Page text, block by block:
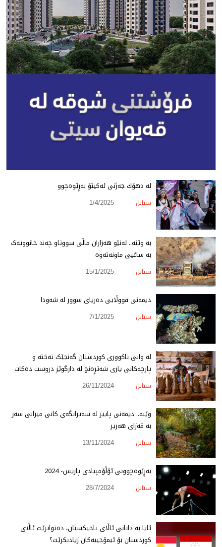
لە دهۆك جەژنی ئەكیتۆ بەڕێوەچوو
ستایل 1/4/2025
بە وێنە.. لەنێو هەزاران ماڵی سووتاو چەند خانوویەک
بە ساغیی ماونەتەوە
ستایل 15/1/2025
دیمەنی قووڵایی دەریای سوور لە شەودا
ستایل 7/1/2025
لە وانی باکووری کوردستان گەنجێک تەختە و
پارچەکانی یاری شەتڕەنج لە دارگوێز دروست دەکات
ستایل 26/11/2024
وێنە.. دیمەنی پاییز لە سەیرانگەی کانی میرانی سەر
بە قەزای هەریر
ستایل 13/11/2024
بەڕێوەچوونی ئۆڵۆمپیادی پاریس- 2024
ستایل 28/7/2024
ئایا بە دانانی ئاڵای تاجیکستان، دەتوانرێت ئاڵای
کوردستان بۆ ئیمۆجییەکان زیادبکرێت؟